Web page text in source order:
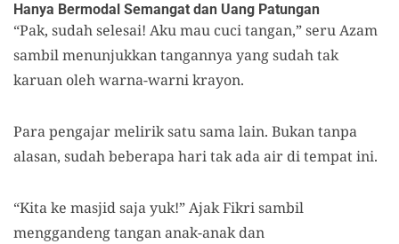
Hanya Bermodal Semangat dan Uang Patungan
“Pak, sudah selesai! Aku mau cuci tangan,” seru Azam
sambil menunjukkan tangannya yang sudah tak
karuan oleh warna-warni krayon.
Para pengajar melirik satu sama lain. Bukan tanpa
alasan, sudah beberapa hari tak ada air di tempat ini.
“Kita ke masjidsaja yuk!” Ajak Fikri sambil
menggandeng tangan anak-anak dan